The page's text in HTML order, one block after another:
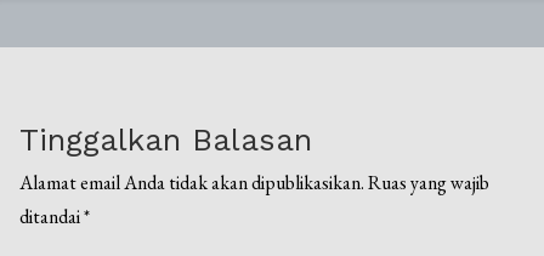
Tinggalkan Balasan
Alamat email Anda tidak akan dipublikasikan. Ruas yang wajib
ditandai*